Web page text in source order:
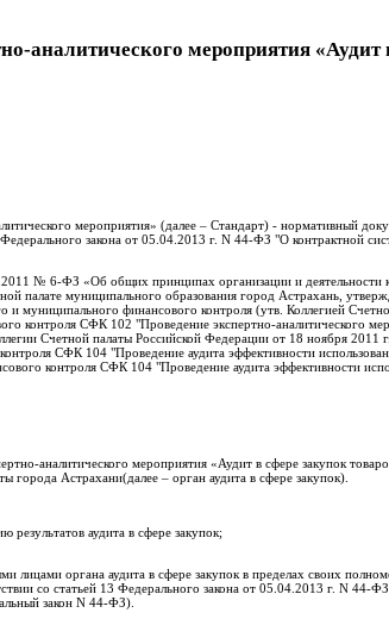
аналитического мероприятия «Аудит
мероприятия» (далее – Стандарт) - нормативный
закона от 05.04.2013 г. N 44-ФЗ "О контрактной
№ 6-ФЗ «Об общих принципах организации и деятельности
палате муниципального образования город Астрахань,
муниципального финансового контроля (утв. Коллегией
контроля СФК 102 "Проведение экспертно-аналитического
Счетной палаты Российской Федерации от 18 ноября 2011
СФК 104 "Проведение аудита эффективности
контроля СФК 104 "Проведение аудита эффективности
аналитического мероприятия «Аудит в сфере закупок
Астрахани(далее – орган аудита в сфере закупок).
аудита в сфере закупок;
лицами органа аудита в сфере закупок в пределах своих
со статьей 13 Федерального закона от 05.04.2013 г. N 44-
закон N 44-ФЗ).